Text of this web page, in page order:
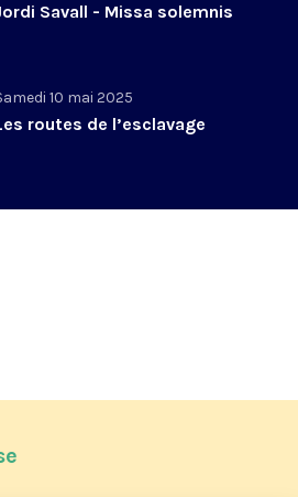
Savall - Missa solemnis
10 mai 2025
routes de l’esclavage